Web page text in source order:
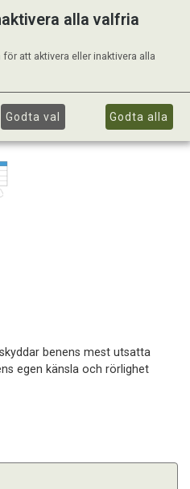
benens mest utsatta
egen känsla och rörlighet
alla valfria
att aktivera eller inaktivera alla
Godta val Godta alla